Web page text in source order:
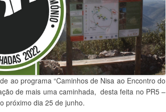
ao programa “Caminhos de Nisa ao Encontro do
de mais uma caminhada, desta feita no PR5 –
próximo dia 25 de junho.